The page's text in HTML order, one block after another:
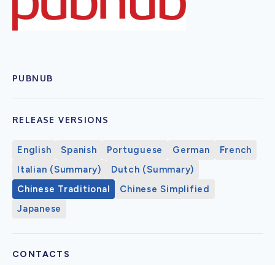
PUBNUB
RELEASE VERSIONS
English Spanish Portuguese German
French
Italian (Summary)
Dutch (Summary)
Chinese Traditional
Chinese Simplified
Japanese
CONTACTS